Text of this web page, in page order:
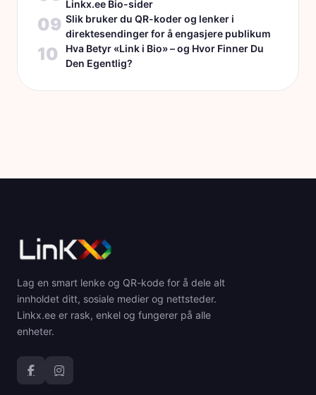
Linkx.ee Bio-sider
09 Slik bruker du QR-koder og lenker i
direktesendinger for å engasjere publikum
10
Hva Betyr «Link i Bio» – og Hvor Finner Du
Den Egentlig?
Lag en smart lenke og QR-kode for å dele alt
innholdet ditt, sosiale medier og nettsteder.
Linkx.ee er rask, enkel og fungerer på alle
enheter.